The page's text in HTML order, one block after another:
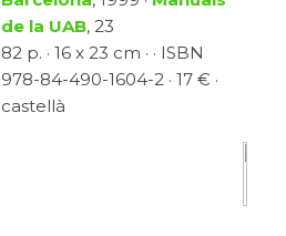
de la UAB, 23
82 p. · 16 x 23 cm · · ISBN
978-84-490-1604-2 · 17 € ·
castellà